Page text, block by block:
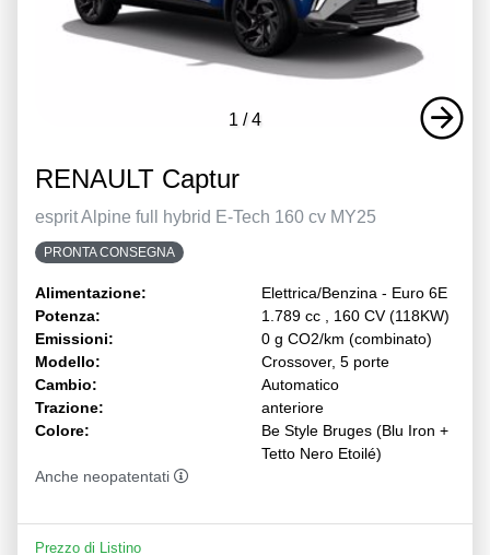
1 /4
RENAULT Captur
esprit Alpine full hybrid E-Tech 160 cv MY25
PRONTA CONSEGNA
Alimentazione:
Elettrica/Benzina - Euro 6E
Potenza:
1.789 cc , 160 CV (118KW)
Emissioni:
0 g CO2/km (combinato)
Modello:
Crossover, 5 porte
Cambio:
Automatico
Trazione:
anteriore
Colore:
Be Style Bruges (Blu Iron +
Tetto Nero Etoilé)
Anche neopatentati
Prezzo di Listino